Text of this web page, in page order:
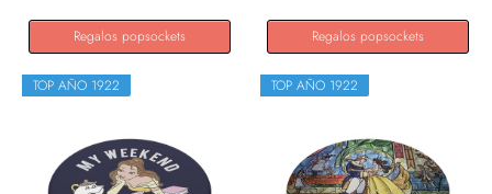
Regalos popsockets Regalos popsockets
TOP AÑO 1922 TOP AÑO 1922